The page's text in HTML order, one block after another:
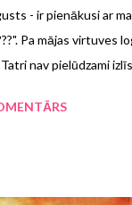
- ir pienākusi ar
Pa mājas virtuves
nav pielūdzami
varam